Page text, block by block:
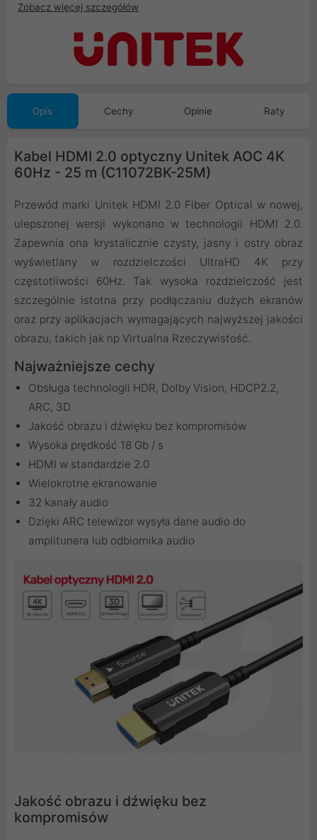
Zobacz więcej szczegółów
Opis Cechy Opinie Raty
Kabel HDMI 2.0 optyczny Unitek AOC 4K
60Hz - 25 m (C11072BK-25M)
Przewód marki Unitek HDMI 2.0 Fiber Optical w nowej,
ulepszonej wersji wykonano w technologii HDMI 2.0.
Zapewnia ona krystalicznie czysty, jasny i ostry obraz
wyświetlany w rozdzielczości UltraHD 4K przy
częstotliwości 60Hz. Tak wysoka rozdzielczość jest
szczególnie istotna przy podłączaniu dużych ekranów
oraz przy aplikacjach wymagających najwyższej jakości
obrazu, takich jak np Virtualna Rzeczywistość.
Najważniejsze cechy
Obsługa technologii HDR, Dolby Vision, HDCP2.2,
ARC, 3D
Jakość obrazu i dźwięku bez kompromisów
Wysoka prędkość 18 Gb / s
HDMI w standardzie 2.0
Wielokrotne ekranowanie
32 kanały audio
Dzięki ARC telewizor wysyła dane audio do
amplitunera lub odbiornika audio
Jakość obrazu i dźwięku bez
kompromisów